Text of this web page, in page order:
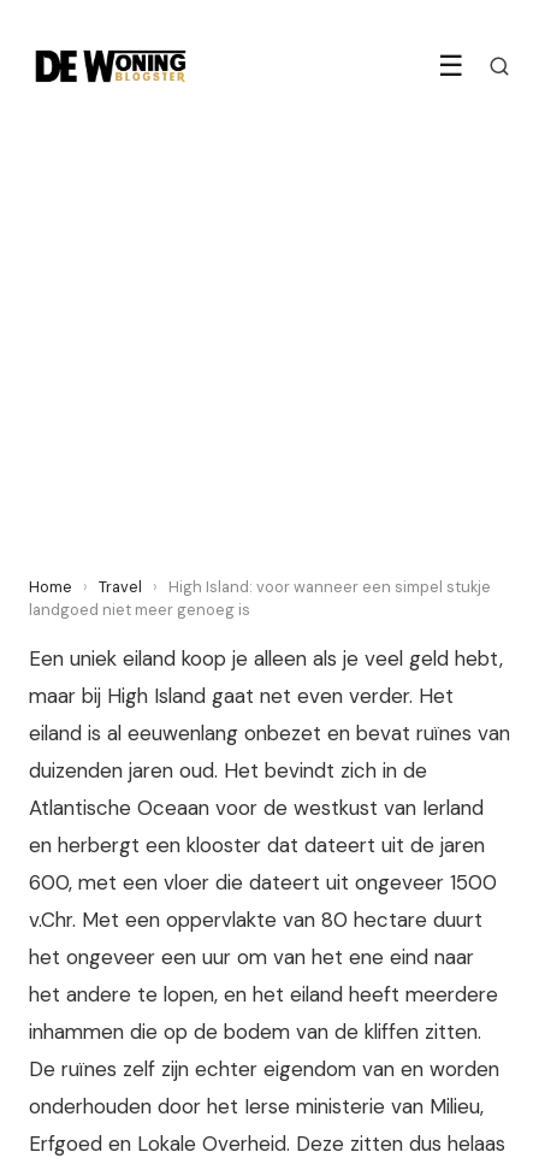
☰
Home › Travel ›
High Island: voor wanneer een simpel stukje
landgoed niet meer genoeg is
Een uniek eiland koop je alleen als je veel geld hebt,
maar bij High Island gaat net even verder. Het
eiland is al eeuwenlang onbezet en bevat ruïnes van
duizenden jaren oud. Het bevindt zich in de
Atlantische Oceaan voor de westkust van Ierland
en herbergt een klooster dat dateert uit de jaren
600, met een vloer die dateert uit ongeveer 1500
v.Chr. Met een oppervlakte van 80 hectare duurt
het ongeveer een uur om van het ene eind naar
het andere te lopen, en het eiland heeft meerdere
inhammen die op de bodem van de kliffen zitten.
De ruïnes zelf zijn echter eigendom van en worden
onderhouden door het Ierse ministerie van Milieu,
Erfgoed en Lokale Overheid. Deze zitten dus helaas